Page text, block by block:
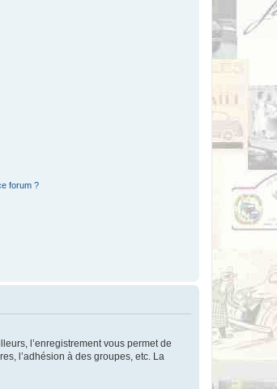
forum ?
l’enregistrement vous permet de
l’adhésion à des groupes, etc. La